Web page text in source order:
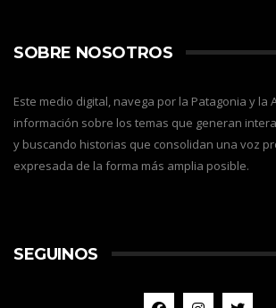
SOBRE NOSOTROS
Este medio digital, navega por la Patagonia y la
información sobre los temas que generan
y buscando historias que consolidan una voz
expresada de la forma más amplia posible.
SEGUINOS